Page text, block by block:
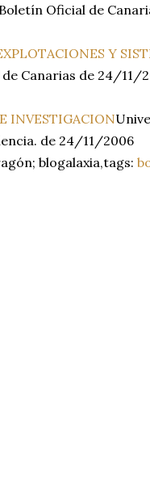
Oficial de
Y
Canarias de 24/11/
INVESTIGACION
de 24/11/2006
blogalaxia,tags: